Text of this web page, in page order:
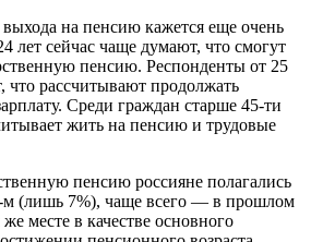
на пенсию кажется еще очень
лет сейчас чаще думают, что смогут
пенсию. Респонденты от 25
что рассчитывают продолжать
Среди граждан старше 45-ти
жить на пенсию и трудовые
пенсию россияне полагались
м (лишь 7%), чаще всего — в прошлом
месте в качестве основного